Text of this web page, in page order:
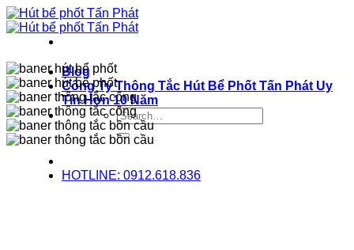
Bỏ
qua
Blog
Công Ty Thông Tắc Hút Bể Phốt Tấn Phát Uy
Tín Hơn 10 Năm
HOTLINE: 0912.618.836